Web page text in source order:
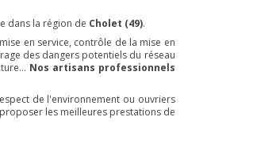
dans la région de Cholet (49).
en service, contrôle de la mise en
des dangers potentiels du réseau
Nos artisans professionnels
de l'environnement ou ouvriers
les meilleures prestations de